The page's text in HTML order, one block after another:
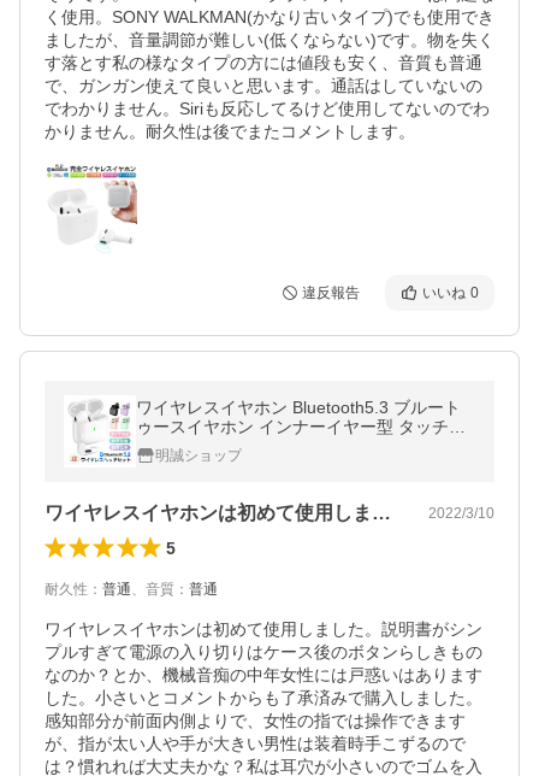
く使用。SONY WALKMAN(かなり古いタイプ)でも使用でき
ましたが、音量調節が難しい(低くならない)です。物を失く
す落とす私の様なタイプの方には値段も安く、音質も普通
で、ガンガン使えて良いと思います。通話はしていないの
でわかりません。Siriも反応してるけど使用してないのでわ
かりません。耐久性は後でまたコメントします。
違反報告 いいね 0
ワイヤレスイヤホン Bluetooth5.3 ブルート
ゥースイヤホン インナーイヤー型 タッチ式
左右分離型 低遅延 片耳 両耳 防水 Siri対応
【PL保険加入済み製品・安心】
明誠ショップ
ワイヤレスイヤホンは初めて使用しました… 2022/3/10
5
耐久性 ： 普通、 音質 ： 普通
ワイヤレスイヤホンは初めて使用しました。説明書がシン
プルすぎて電源の入り切りはケース後のボタンらしきもの
なのか？とか、機械音痴の中年女性には戸惑いはあります
した。小さいとコメントからも了承済みで購入しました。
感知部分が前面内側よりで、女性の指では操作できます
が、指が太い人や手が大きい男性は装着時手こずるので
は？慣れれば大丈夫かな？私は耳穴が小さいのでゴムを入